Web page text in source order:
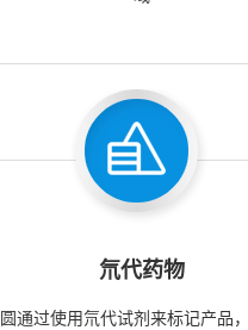
氘代药物
圆通过使用氘代试剂来标记产品